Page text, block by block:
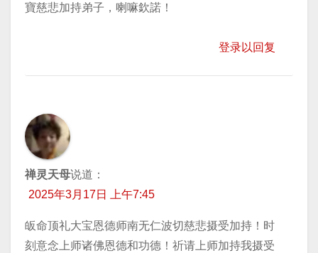
寶慈悲加持弟子，喇嘛欽諾！
登录以回复
禅灵天母说道：
2025年3月17日 上午7:45
皈命顶礼大宝恩德师南无仁波切慈悲摄受加持！时
刻意念上师诸佛恩德和功德！祈请上师加持我摄受